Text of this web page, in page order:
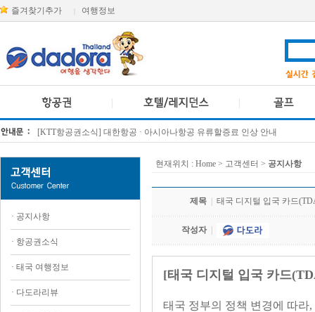
즐겨찾기추가 여행정보
[KTT항공권소식] 대한항공 · 아시아나항공 유류할증료 인상 안내
· 공지사항
· 항공권소식
· 태국 여행정보
· 다도라리뷰
현재위치 : Home > 고객센터 > 공지사항
제목 태국 디지털 입국 카드
작성자
[태국 디지털 입국 카드
태국 정부의 정책 변경에 따라